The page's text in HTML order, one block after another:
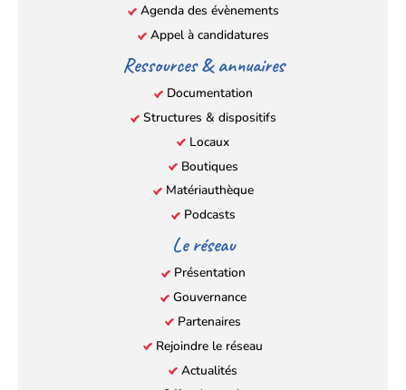
Agenda des évènements
Appel à candidatures
Ressources & annuaires
Documentation
Structures & dispositifs
Locaux
Boutiques
Matériauthèque
Podcasts
Le réseau
Présentation
Gouvernance
Partenaires
Rejoindre le réseau
Actualités